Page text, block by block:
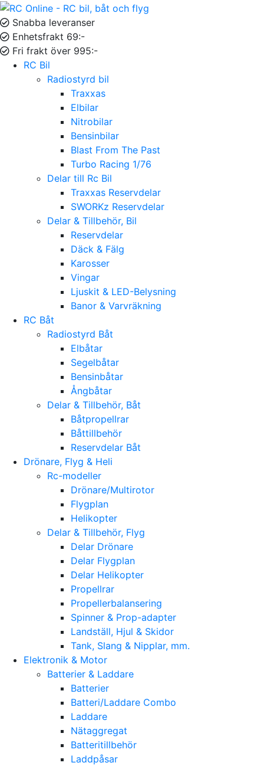
Snabba leveranser
Enhetsfrakt 69:-
Fri frakt över 995:-
RC Bil
Radiostyrd bil
Traxxas
Elbilar
Nitrobilar
Bensinbilar
Blast From The Past
Turbo Racing 1/76
Delar till Rc Bil
Traxxas Reservdelar
SWORKz Reservdelar
Delar & Tillbehör, Bil
Reservdelar
Däck & Fälg
Karosser
Vingar
Ljuskit & LED-Belysning
Banor & Varvräkning
RC Båt
Radiostyrd Båt
Elbåtar
Segelbåtar
Bensinbåtar
Ångbåtar
Delar & Tillbehör, Båt
Båtpropellrar
Båttillbehör
Reservdelar Båt
Drönare, Flyg & Heli
Rc-modeller
Drönare/Multirotor
Flygplan
Helikopter
Delar & Tillbehör, Flyg
Delar Drönare
Delar Flygplan
Delar Helikopter
Propellrar
Propellerbalansering
Spinner & Prop-adapter
Landställ, Hjul & Skidor
Tank, Slang & Nipplar, mm.
Elektronik & Motor
Batterier & Laddare
Batterier
Batteri/Laddare Combo
Laddare
Nätaggregat
Batteritillbehör
Laddpåsar